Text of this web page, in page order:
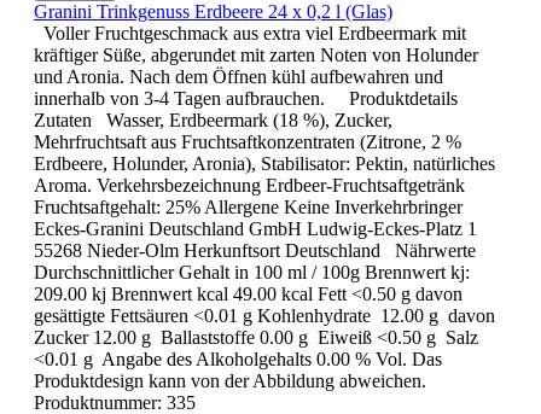
Granini Trinkgenuss Erdbeere 24 x 0,2 l (Glas)
Voller Fruchtgeschmack aus extra viel Erdbeermark mit
kräftiger Süße, abgerundet mit zarten Noten von Holunder
und Aronia. Nach dem Öffnen kühl aufbewahren und
innerhalb von 3-4 Tagen aufbrauchen. Produktdetails
Zutaten Wasser, Erdbeermark (18 %), Zucker,
Mehrfruchtsaft aus Fruchtsaftkonzentraten (Zitrone, 2 %
Erdbeere, Holunder, Aronia), Stabilisator: Pektin, natürliches
Aroma. Verkehrsbezeichnung Erdbeer-Fruchtsaftgetränk
Fruchtsaftgehalt: 25% Allergene Keine Inverkehrbringer
Eckes-Granini Deutschland GmbH Ludwig-Eckes-Platz 1
55268 Nieder-Olm Herkunftsort Deutschland Nährwerte
Durchschnittlicher Gehalt in 100 ml / 100g Brennwert kj:
209.00 kj Brennwert kcal 49.00 kcal Fett <0.50 g davon
gesättigte Fettsäuren <0.01 g Kohlenhydrate 12.00 g davon
Zucker 12.00 g Ballaststoffe 0.00 g Eiweiß <0.50 g Salz
<0.01 g Angabe des Alkoholgehalts 0.00 % Vol. Das
Produktdesign kann von der Abbildung abweichen.
Produktnummer: 335